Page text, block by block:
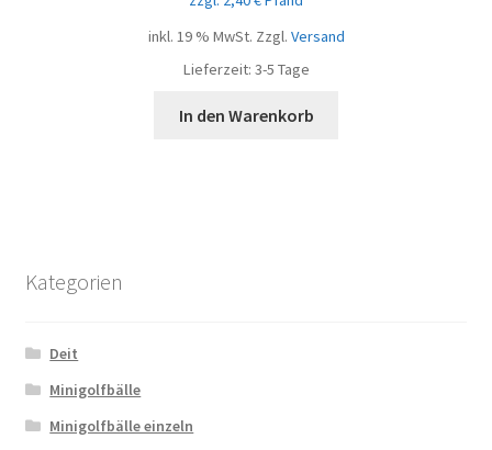
inkl. 19 % MwSt. Zzgl. Versand
Lieferzeit: 3-5 Tage
In den Warenkorb
Kategorien
Deit
Minigolfbälle
Minigolfbälle einzeln